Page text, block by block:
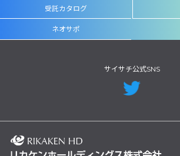
受託カタログ
ネオサポ
サイサチ公式SNS